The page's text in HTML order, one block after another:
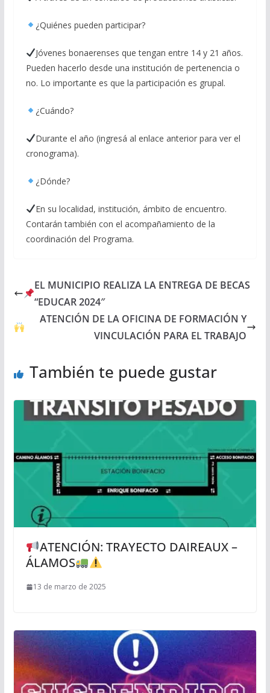
¿Quiénes pueden participar?
Jóvenes bonaerenses que tengan entre 14 y 21 años.
Pueden hacerlo desde una institución de pertenencia o
no. Lo importante es que la participación es grupal.
¿Cuándo?
Durante el año (ingresá al enlace anterior para ver el
cronograma).
¿Dónde?
En su localidad, institución, ámbito de encuentro.
Contarán también con el acompañamiento de la
coordinación del Programa.
EL MUNICIPIO REALIZA LA ENTREGA DE BECAS
“EDUCAR 2024″
ATENCIÓN DE LA OFICINA DE FORMACIÓN Y
VINCULACIÓN PARA EL TRABAJO
También te puede gustar
ATENCIÓN: TRAYECTO DAIREAUX –
ÁLAMOS
13 de marzo de 2025